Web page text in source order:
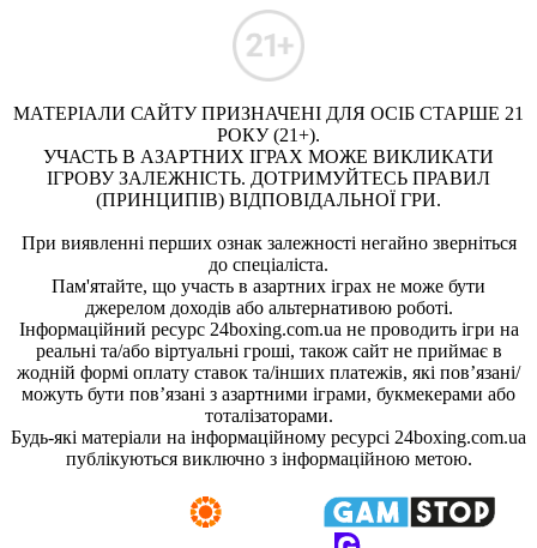
МАТЕРІАЛИ САЙТУ ПРИЗНАЧЕНІ ДЛЯ ОСІБ СТАРШЕ 21
РОКУ (21+).
УЧАСТЬ В АЗАРТНИХ ІГРАХ МОЖЕ ВИКЛИКАТИ
ІГРОВУ ЗАЛЕЖНІСТЬ. ДОТРИМУЙТЕСЬ ПРАВИЛ
(ПРИНЦИПІВ) ВІДПОВІДАЛЬНОЇ ГРИ.
При виявленні перших ознак залежності негайно зверніться
до спеціаліста.
Пам'ятайте, що участь в азартних іграх не може бути
джерелом доходів або альтернативою роботі.
Інформаційний ресурс 24boxing.com.ua не проводить ігри на
реальні та/або віртуальні гроші, також сайт не приймає в
жодній формі оплату ставок та/інших платежів, які пов’язані/
можуть бути пов’язані з азартними іграми, букмекерами або
тоталізаторами.
Будь-які матеріали на інформаційному ресурсі 24boxing.com.ua
публікуються виключно з інформаційною метою.